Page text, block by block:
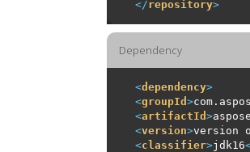
</repository>
Dependency
<dependency>
<groupId >
<artifactId >
<version>version
<classifier>jdk16